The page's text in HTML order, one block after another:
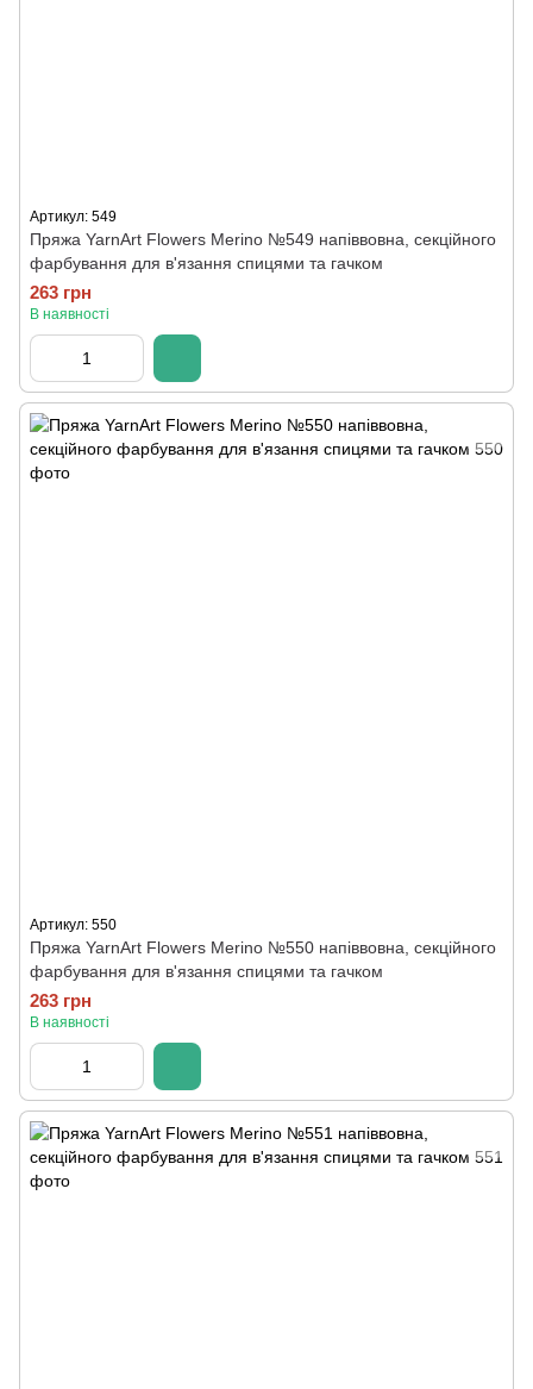
Артикул: 549
Пряжа YarnArt Flowers Merino №549 напіввовна, секційного
фарбування для в'язання спицями та гачком
263 грн
В наявності
Артикул: 550
Пряжа YarnArt Flowers Merino №550 напіввовна, секційного
фарбування для в'язання спицями та гачком
263 грн
В наявності